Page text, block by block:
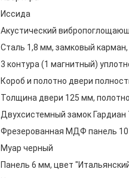
Иссида
Акустический
Сталь 1,8 мм, замковый
3 контура (1 магнитный)
Короб и полотно двери
Толщина двери 125 мм,
Двухсистемный замок Гардиан
Фрезерованная МДФ панель 10
Муар черный
Панель 6 мм, цвет